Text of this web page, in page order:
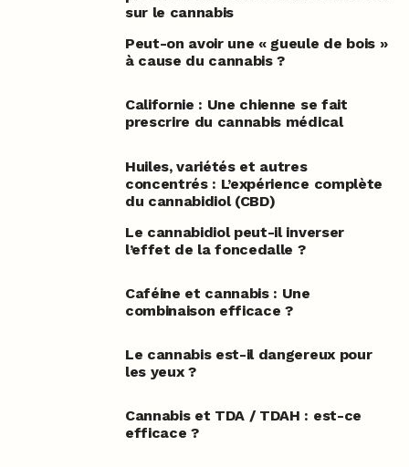
sur le cannabis
Peut-on avoir une « gueule de bois »
à cause du cannabis ?
Californie : Une chienne se fait
prescrire du cannabis médical
Huiles, variétés et autres
concentrés : L’expérience complète
du cannabidiol (CBD)
Le cannabidiol peut-il inverser
l’effet de la foncedalle ?
Caféine et cannabis : Une
combinaison efficace ?
Le cannabis est-il dangereux pour
les yeux ?
Cannabis et TDA / TDAH : est-ce
efficace ?